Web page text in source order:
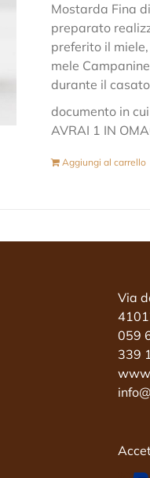
Mostarda Fina
preparato
preferito il
mele
durante il
documento in
AVRAI 1 IN
Aggiungi al carrello
Via
059
339